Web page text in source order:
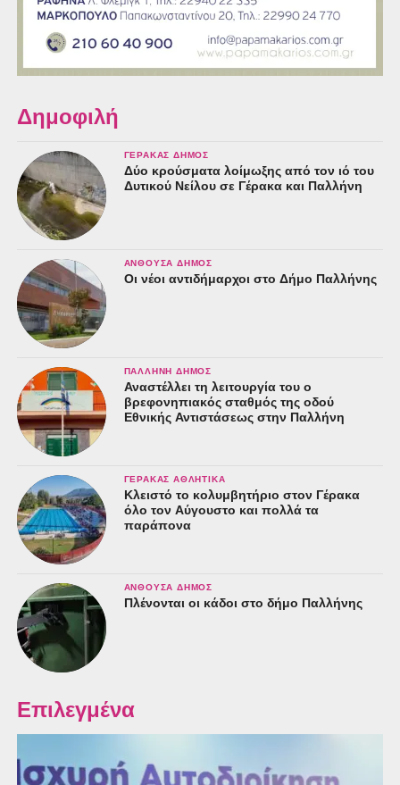
Δημοφιλή
ΓΈΡΑΚΑΣ ΔΉΜΟΣ
Δύο κρούσματα λοίμωξης από τον ιό του
Δυτικού Νείλου σε Γέρακα και Παλλήνη
ΑΝΘΟΎΣΑ ΔΉΜΟΣ
Οι νέοι αντιδήμαρχοι στο Δήμο Παλλήνης
ΠΑΛΛΉΝΗ ΔΉΜΟΣ
Αναστέλλει τη λειτουργία του ο
βρεφονηπιακός σταθμός της οδού
Εθνικής Αντιστάσεως στην Παλλήνη
ΓΈΡΑΚΑΣ ΑΘΛΗΤΙΚΆ
Κλειστό το κολυμβητήριο στον Γέρακα
όλο τον Αύγουστο και πολλά τα
παράπονα
ΑΝΘΟΎΣΑ ΔΉΜΟΣ
Πλένονται οι κάδοι στο δήμο Παλλήνης
Επιλεγμένα